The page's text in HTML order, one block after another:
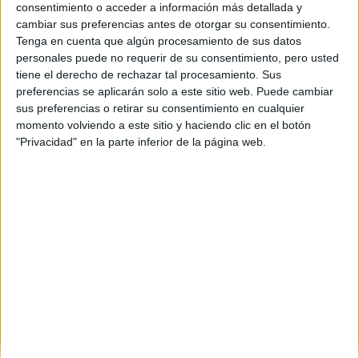
consentimiento o acceder a información más detallada y
cambiar sus preferencias antes de otorgar su consentimiento.
Tenga en cuenta que algún procesamiento de sus datos
personales puede no requerir de su consentimiento, pero usted
tiene el derecho de rechazar tal procesamiento. Sus
preferencias se aplicarán solo a este sitio web. Puede cambiar
sus preferencias o retirar su consentimiento en cualquier
momento volviendo a este sitio y haciendo clic en el botón
"Privacidad" en la parte inferior de la página web.